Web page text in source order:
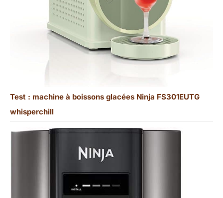
Test : machine à boissons glacées Ninja FS301EUTG
whisperchill